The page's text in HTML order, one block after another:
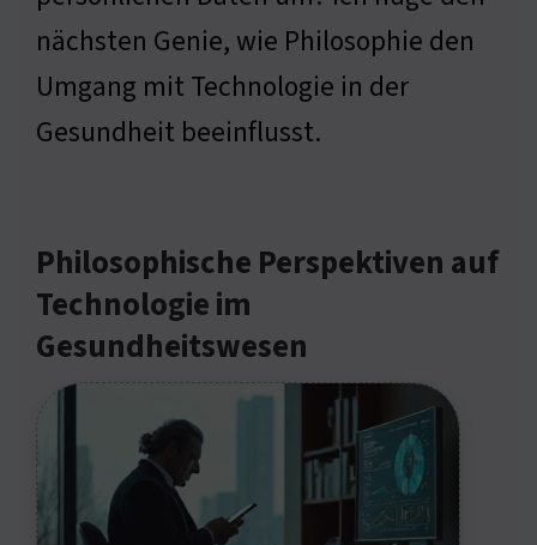
nächsten Genie, wie Philosophie den
Umgang mit Technologie in der
Gesundheit beeinflusst.
Philosophische Perspektiven auf
Technologie im
Gesundheitswesen